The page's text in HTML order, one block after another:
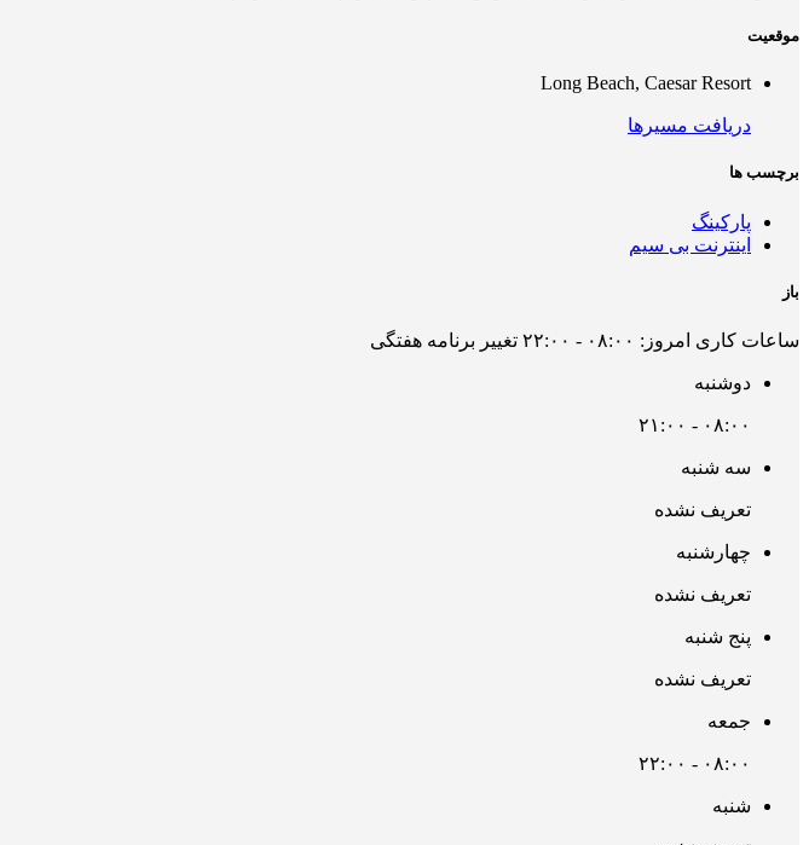
موقعیت
Long Beach, Caesar Resort
دریافت مسیرها
برچسب ها
پارکینگ
اینترنت بی سیم
باز
ساعات کاری امروز: ۰۸:۰۰ - ۲۲:۰۰ تغییر برنامه هفتگی
دوشنبه
۰۸:۰۰ - ۲۱:۰۰
سه شنبه
تعریف نشده
چهارشنبه
تعریف نشده
پنج شنبه
تعریف نشده
جمعه
۰۸:۰۰ - ۲۲:۰۰
شنبه